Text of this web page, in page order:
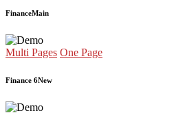
FinanceMain
Multi Pages One Page
Finance 6New